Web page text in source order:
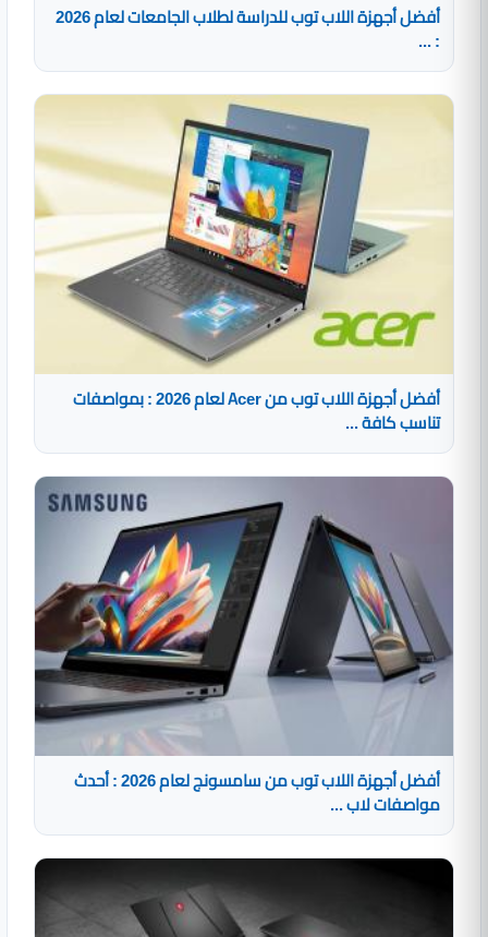
أفضل أجهزة اللاب توب للدراسة لطلاب الجامعات لعام 2026
: ...
أفضل أجهزة اللاب توب من Acer لعام 2026 : بمواصفات
تناسب كافة ...
أفضل أجهزة اللاب توب من سامسونج لعام 2026 : أحدث
مواصفات لاب ...